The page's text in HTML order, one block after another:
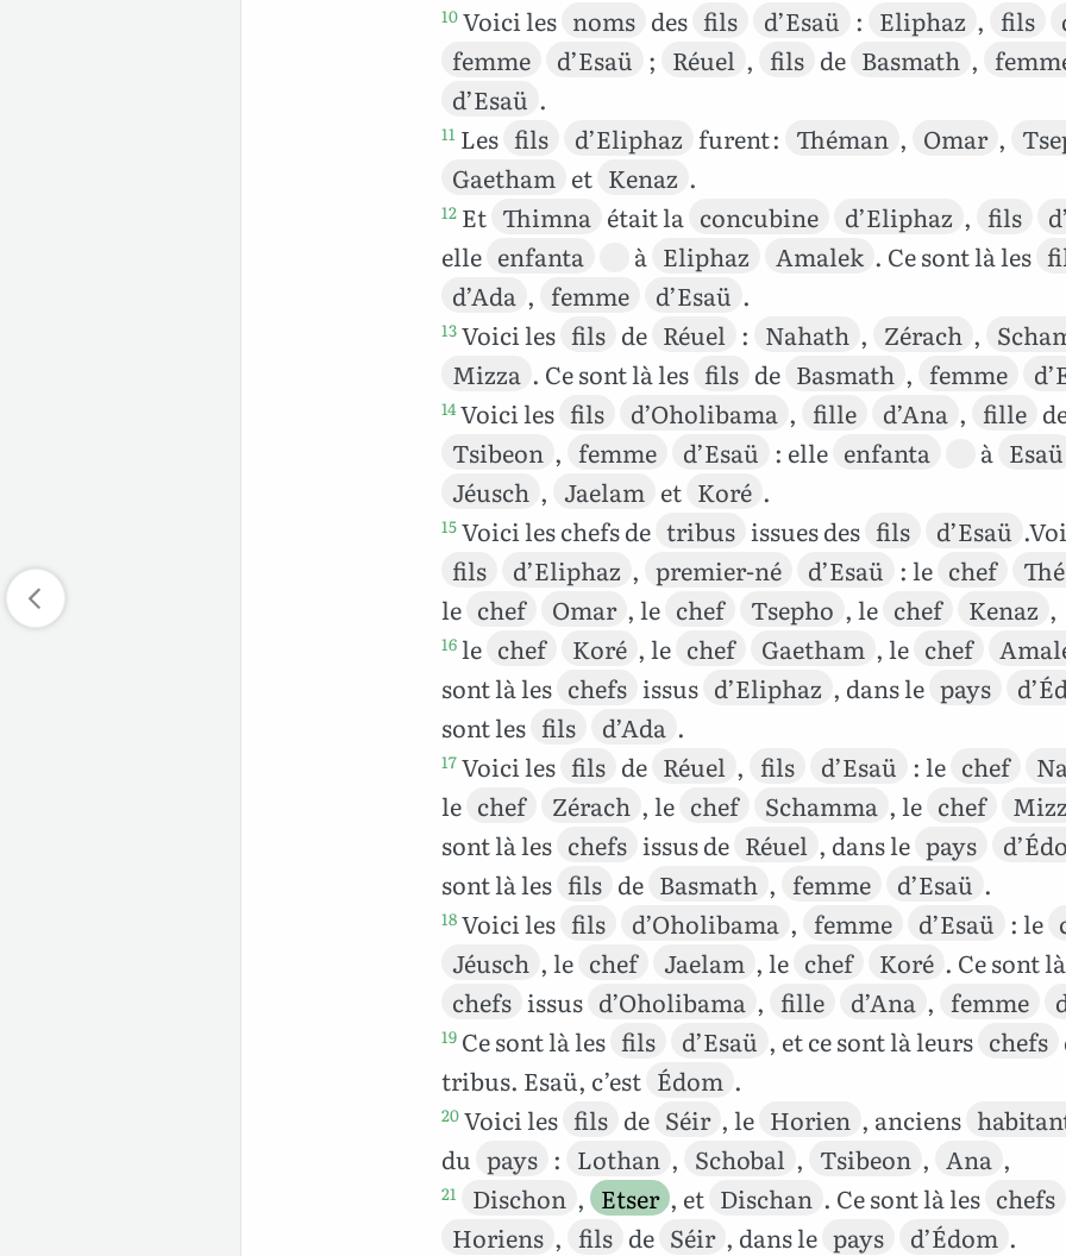
10 Voici les noms des fils d’Esaü : Eliphaz , fils
femme
d’Esaü ; Réuel , fils de Basmath ,
d’Esaü .
11 Les fils d’Eliphaz furent : Théman , Omar ,
Gaetham et Kenaz .
12 Et Thimna était la concubine d’Eliphaz , fils
elle enfanta à Eliphaz Amalek . Ce sont là les
d’Ada , femme d’Esaü .
13 Voici les fils de Réuel : Nahath , Zérach ,
Mizza . Ce sont là les fils de Basmath , femme
14 Voici les fils d’Oholibama , fille d’Ana , fille
Tsibeon , femme d’Esaü : elle enfanta à Esaü
Jéusch , Jaelam et Koré .
15 Voici les chefs de tribus issues des fils d’Esaü
fils
d’Eliphaz , premier-né d’Esaü : le chef
le chef Omar , le chef Tsepho , le chef Kenaz ,
16 le chef Koré , le chef Gaetham , le chef
sont là les chefs issus d’Eliphaz , dans le pays
sont les fils d’Ada .
17 Voici les fils de Réuel , fils d’Esaü : le chef
le chef Zérach , le chef Schamma , le chef
sont là les chefs issus de Réuel , dans le pays
sont là les fils de Basmath , femme d’Esaü .
18 Voici les fils d’Oholibama , femme d’Esaü : le
Jéusch , le chef Jaelam , le chef Koré . Ce sont
chefs issus d’Oholibama , fille d’Ana , femme
19 Ce sont là les fils d’Esaü , et ce sont là leurs chefs
tribus. Esaü, c’est Édom .
20 Voici les fils de Séir , le Horien , anciens
du pays : Lothan , Schobal , Tsibeon , Ana ,
21 Dischon , Etser , et Dischan . Ce sont là les chefs
Horiens , fils de Séir , dans le pays d’Édom .